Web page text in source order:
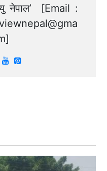
नेपाल’ [Email :
]